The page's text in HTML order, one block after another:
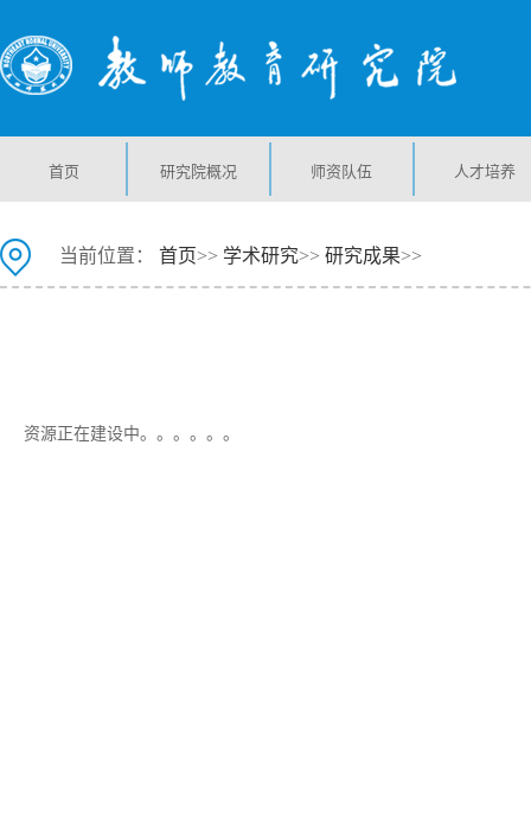
首页 研究院概况 师资队伍 人才培养
当前位置： 首页>> 学术研究>> 研究成果>>
资源正在建设中。。。。。。